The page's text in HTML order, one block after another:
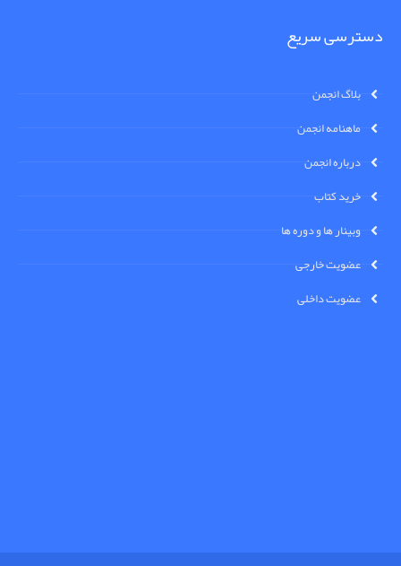
دسترسی سریع
بلاگ انجمن
ماهنامه انجمن
درباره انجمن
خرید کتاب
وبینار ها و دوره ها
عضویت خارجی
عضویت داخلی